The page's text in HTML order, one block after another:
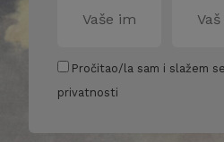
Pročitao/la sam i slažem
privatnosti